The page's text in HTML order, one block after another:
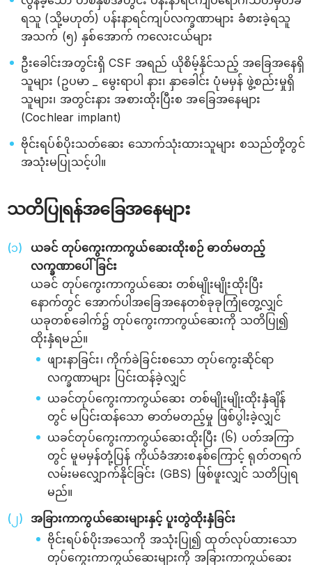
ရသူ (သို့မဟုတ်) ပန်းနာရင်ကျပ်လက္ခဏာများ ခံစားခဲ့ရသူ
အသက် (၅) နှစ်အောက် ကလေးငယ်များ
ဦးခေါင်းအတွင်းရှိ CSF အရည် ယိုစိမ့်နိုင်သည့် အခြေအနေရှိ
သူများ (ဥပမာ _ မွေးရာပါ နား၊ နှာခေါင်း ပုံမမှန် ဖွဲ့စည်းမှုရှိ
သူများ၊ အတွင်းနား အစားထိုးပြီးစ အခြေအနေများ
(Cochlear implant)
ဗိုင်းရပ်စ်ပိုးသတ်ဆေး သောက်သုံးထားသူများ စသည်တို့တွင်
အသုံးမပြုသင့်ပါ။
သတိပြုရန်အခြေအနေများ
ယခင် တုပ်ကွေးကာကွယ်ဆေးထိုးစဉ် ဓာတ်မတည့်
လက္ခဏာပေါ်ခြင်း
ယခင် တုပ်ကွေးကာကွယ်ဆေး တစ်မျိုးမျိုးထိုးပြီး
နောက်တွင် အောက်ပါအခြေအနေတစ်ခုခုကြုံတွေ့လျှင်
ယခုတစ်ခေါက်၌ တုပ်ကွေးကာကွယ်ဆေးကို သတိပြု၍
ထိုးနှံရမည်။
ဖျားနာခြင်း၊ ကိုက်ခဲခြင်းစသော တုပ်ကွေးဆိုင်ရာ
လက္ခဏာများ ပြင်းထန်ခဲ့လျှင်
ယခင်တုပ်ကွေးကာကွယ်ဆေး တစ်မျိုးမျိုးထိုးနှံချိန်
တွင် မပြင်းထန်သော ဓာတ်မတည့်မှု ဖြစ်ပွါးခဲ့လျှင်
ယခင်တုပ်ကွေးကာကွယ်ဆေးထိုးပြီး (၆) ပတ်အကြာ
တွင် မူမမှန်တုံ့ပြန် ကိုယ်ခံအားစနစ်ကြောင့် ရုတ်တရက်
လမ်းမလျှောက်နိုင်ခြင်း (GBS) ဖြစ်ဖူးလျှင် သတိပြုရ
မည်။
အခြားကာကွယ်ဆေးများနှင့် ပူးတွဲထိုးနှံခြင်း
ဗိုင်းရပ်စ်ပိုးအသေကို အသုံးပြု၍ ထုတ်လုပ်ထားသော
တုပ်ကွေးကာကွယ်ဆေးများကို အခြားကာကွယ်ဆေး